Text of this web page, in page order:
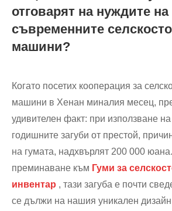
отговарят на нуждите на
съвременните
машини?
Когато посетих кооперация за
машини в Хенан миналия месец,
удивителен факт: при използване
годишните загуби от престой,
на гумата, надхвърлят 200 000
преминаване към Гуми за
инвентар , тази загуба е почти
се дължи на нашия уникален